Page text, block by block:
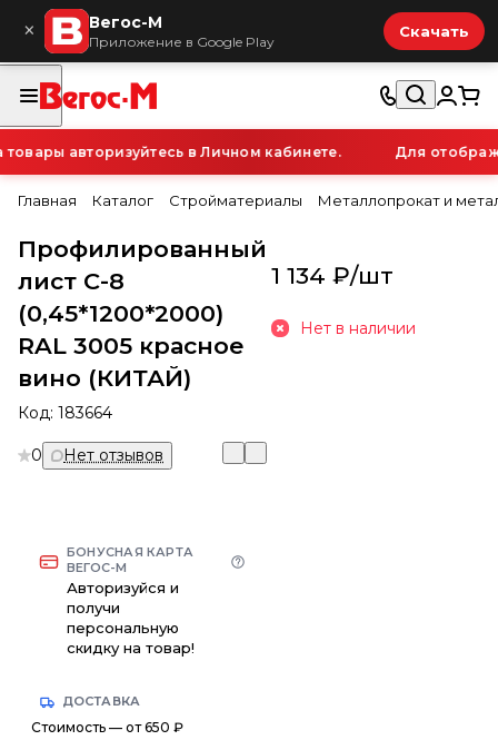
× Вегос-М
Приложение в Google Play
Скачать
авторизуйтесь в Личном кабинете. Для
Главная Каталог Стройматериалы Металлопрокат и
Профилированный
лист С-8
(0,45*1200*2000)
RAL 3005 красное
вино (КИТАЙ)
Код: 183664
0 Нет отзывов
БОНУСНАЯ КАРТА
ВЕГОС-М
Авторизуйся и
получи
персональную
скидку на товар!
ДОСТАВКА
Стоимость — от 650 ₽
1 134 ₽/шт
Нет в наличии